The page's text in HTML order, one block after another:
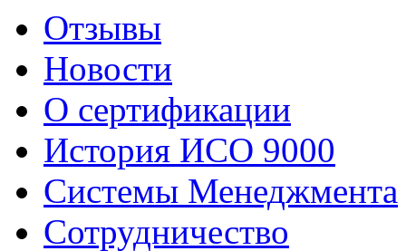
Отзывы
Новости
О сертификации
История ИСО 9000
Системы Менеджмента
Сотрудничество